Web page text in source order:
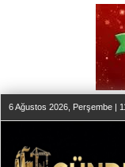
6 Ağustos 2026, Perşembe |